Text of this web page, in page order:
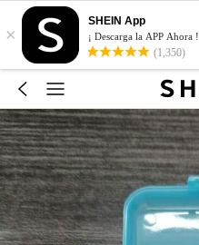
×
SHEIN App
¡ Descarga la APP Ahora !
(1,350)